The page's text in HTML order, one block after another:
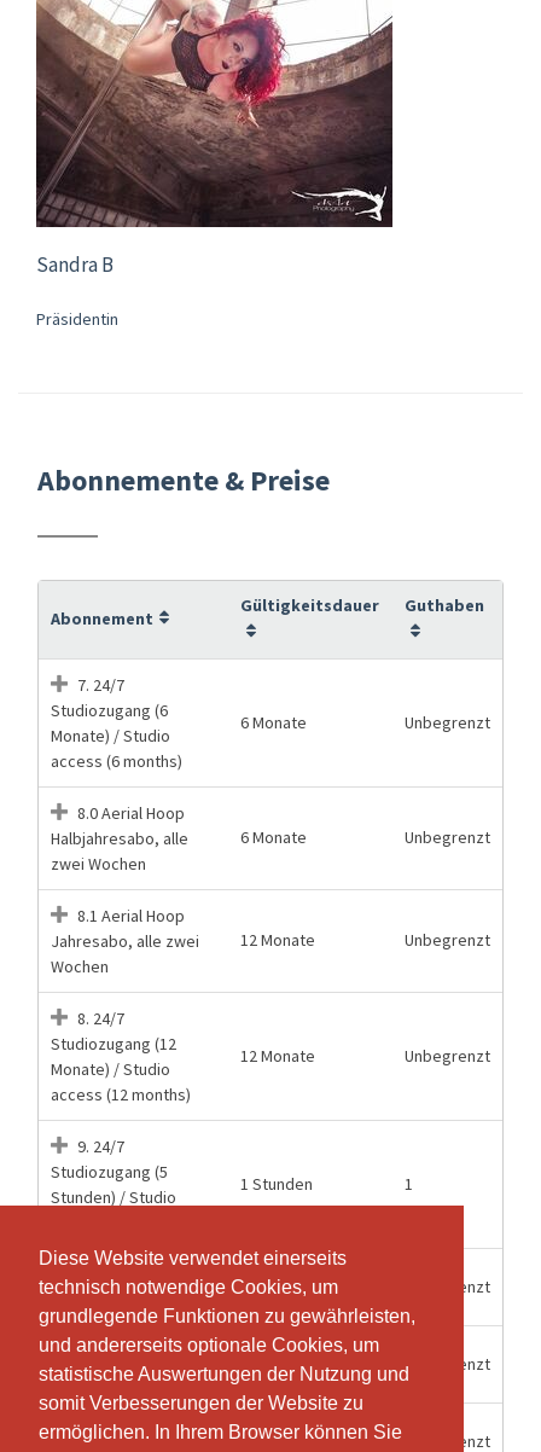
Diese Website verwendet einerseits
technisch notwendige Cookies, um
grundlegende Funktionen zu gewährleisten,
und andererseits optionale Cookies, um
statistische Auswertungen der Nutzung und
somit Verbesserungen der Website zu
ermöglichen. In Ihrem Browser können Sie
Diese Website verwendet einerseits
technisch notwendige Cookies, um
grundlegende Funktionen zu gewährleisten,
und andererseits optionale Cookies, um
statistische Auswertungen der Nutzung und
somit Verbesserungen der Website zu
ermöglichen. In Ihrem Browser können Sie
Sandra B
Präsidentin
Abonnemente & Preise
Abonnement
Gültigkeitsdauer Guthaben
7. 24/7
Studiozugang (6
Monate) / Studio
access (6 months)
6 Monate Unbegrenzt
8.0 Aerial Hoop
Halbjahresabo, alle
zwei Wochen
6 Monate Unbegrenzt
8.1 Aerial Hoop
Jahresabo, alle zwei
Wochen
12 Monate Unbegrenzt
8. 24/7
Studiozugang (12
Monate) / Studio
access (12 months)
12 Monate Unbegrenzt
9. 24/7
Studiozugang (5
Stunden) / Studio
1 Stunden 1
Mitgliederzugang
24/7 Aerial Hoop
15 Wochen Unbegrenzt
Mitgliederzugang
24/7 Halbjahr
6 Monate Unbegrenzt
Mitgliederzugang
12 Monate Unbegrenzt